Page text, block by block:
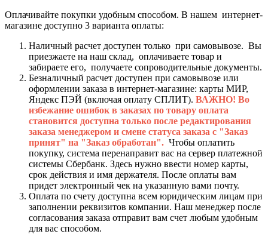
Оплачивайте покупки удобным способом. В нашем интернет-
магазине доступно 3 варианта оплаты:
Наличный расчет доступен только при самовывозе. Вы
приезжаете на наш склад, оплачиваете товар и
забираете его, получаете сопроводительные документы.
Безналичный расчет доступен при самовывозе или
оформлении заказа в интернет-магазине: карты МИР,
Яндекс ПЭЙ (включая оплату СПЛИТ). ВАЖНО! Во
избежание ошибок в заказах по товару оплата
становится доступна только после редактирования
заказа менеджером и смене статуса заказа с "Заказ
принят" на "Заказ обработан". Чтобы оплатить
покупку, система перенаправит вас на сервер платежной
системы Сбербанк. Здесь нужно ввести номер карты,
срок действия и имя держателя. После оплаты вам
придет электронный чек на указанную вами почту.
Оплата по счету доступна всем юридическим лицам при
заполнении реквизитов компании. Наш менеджер после
согласования заказа отправит вам счет любым удобным
для вас способом.